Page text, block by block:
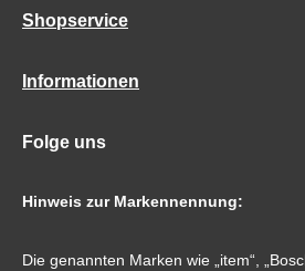
Shopservice
Informationen
Folge uns
Hinweis zur Markennennung:
Die genannten Marken wie „item“,